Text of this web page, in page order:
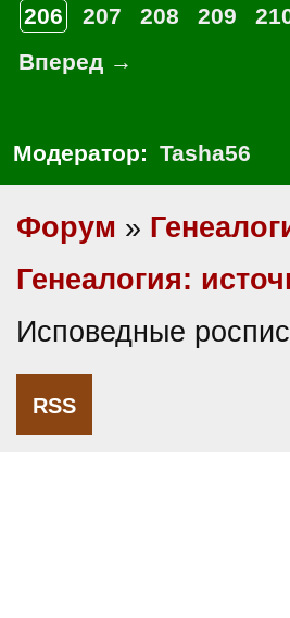
206
207 208 209
Вперед →
Модератор: Tasha56
Форум »
Генеалогия:
Исповедные
RSS